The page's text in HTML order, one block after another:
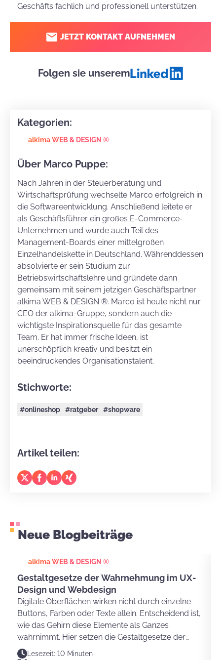
Geschäfts fachlich und professionell unterstützen.
JETZT KONTAKT AUFNEHMEN
Folgen sie unserem
Kategorien:
alkima WEB & DESIGN ®
Über Marco Puppe:
Nach Jahren in der Steuerberatung und
Wirtschaftsprüfung wechselte Marco erfolgreich in
die Softwareentwicklung. Anschließend leitete er
als Geschäftsführer ein großes E-Commerce-
Unternehmen und wurde auch Teil des
Management-Boards einer mittelgroßen
Einzelhandelskette in Deutschland. Währenddessen
absolvierte er sein Studium zur
Betriebswirtschaftslehre und gründete dann
gemeinsam mit seinem jetzigen Geschäftspartner
alkima WEB & DESIGN ®. Marco ist heute nicht nur
CEO der alkima-Gruppe, sondern auch die
wichtigste Inspirationsquelle für das gesamte
Team. Er hat immer frische Ideen, ist
unerschöpflich kreativ und besitzt ein
beeindruckendes Organisationstalent.
Stichworte:
#onlineshop #ratgeber #shopware
Artikel teilen:
Neue Blogbeiträge
alkima WEB & DESIGN ®
Gestaltgesetze der Wahrnehmung im UX-
Design und Webdesign
Digitale Oberflächen wirken nicht durch einzelne
Buttons, Farben oder Texte allein. Entscheidend ist,
wie das Gehirn diese Elemente als Ganzes
wahrnimmt. Hier setzen die Gestaltgesetze der
Wahrnehmung an. Sie erklären, warum Nutzer
Lesezeit: 10 Minuten